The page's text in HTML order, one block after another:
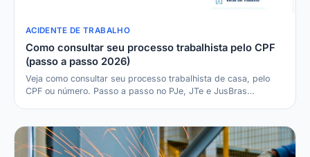
ACIDENTE DE TRABALHO
Como consultar seu processo trabalhista pelo CPF
(passo a passo 2026)
Veja como consultar seu processo trabalhista de casa, pelo
CPF ou número. Passo a passo no PJe, JTe e JusBras…